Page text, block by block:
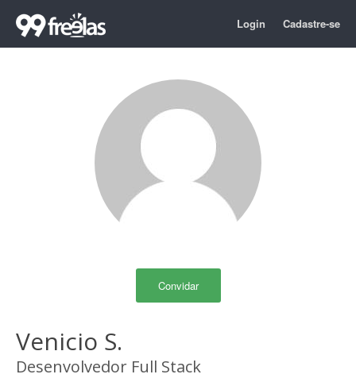
Login Cadastre-se
Convidar
Venicio S.
Desenvolvedor Full Stack